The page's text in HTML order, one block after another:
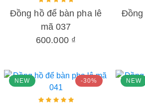
Đồng hồ để bàn pha lê
mã 037
600.000 ₫
Đồng
NEW -30% NEW